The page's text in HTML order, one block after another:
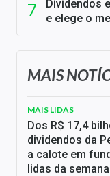
Dividendos
e elege o
MAIS
MAIS LIDAS
Dos R$ 17,4
dividendos da
a calote em
lidas da semana